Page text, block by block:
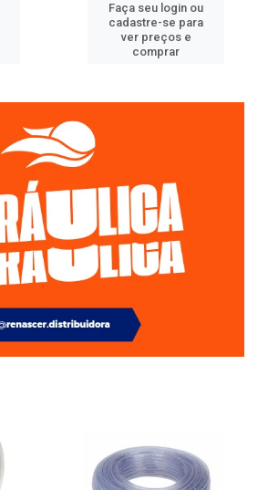
Faça seu login ou
cadastre-se para
ver preços e
comprar